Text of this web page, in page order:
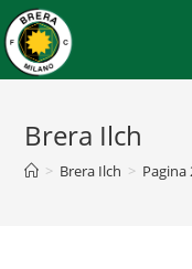
Brera Ilch
> Brera Ilch > Pagina